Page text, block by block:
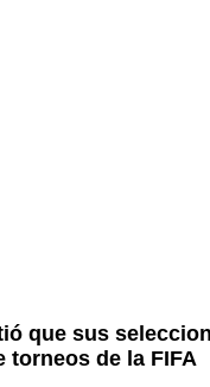
que sus
torneos de la FIFA